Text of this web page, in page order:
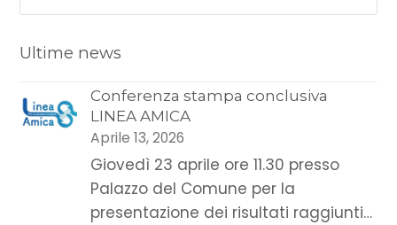
Ultime news
Conferenza stampa conclusiva
LINEA AMICA
Aprile 13, 2026
Giovedì 23 aprile ore 11.30 presso
Palazzo del Comune per la
presentazione dei risultati raggiunti…